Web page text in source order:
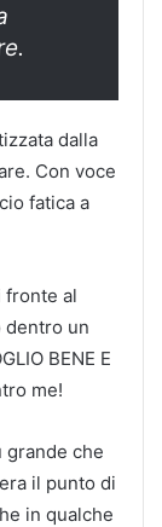
dalla
Con voce
fatica a
fronte al
dentro un
BENE E
me!
grande che
il punto di
in qualche